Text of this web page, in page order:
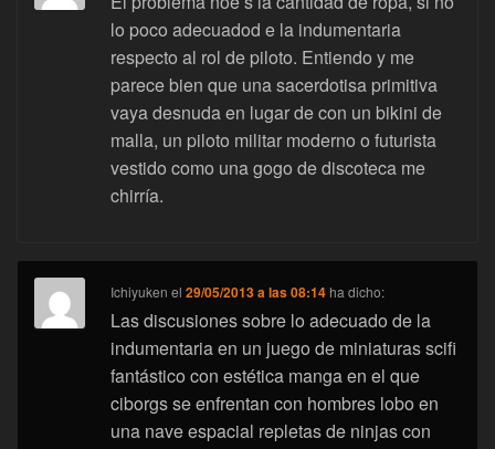
lo poco adecuadod e la indumentaria
respecto al rol de piloto. Entiendo y me
parece bien que una sacerdotisa primitiva
vaya desnuda en lugar de con un bikini de
malla, un piloto militar moderno o futurista
vestido como una gogo de discoteca me
chirría.
Ichiyuken el29/05/2013 a las 08:14 ha dicho:
Las discusiones sobre lo adecuado de la
indumentaria en un juego de miniaturas scifi
fantástico con estética manga en el que
ciborgs se enfrentan con hombres lobo en
una nave espacial repletas de ninjas con